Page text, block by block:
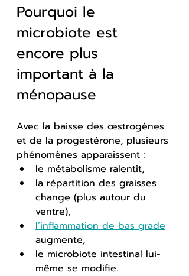
Pourquoi le
microbiote est
encore plus
important à la
ménopause
Avec la baisse des œstrogènes
et de la progestérone, plusieurs
phénomènes apparaissent :
le métabolisme ralentit,
la répartition des graisses
change (plus autour du
ventre),
l’inflammation de bas grade
augmente,
le microbiote intestinal lui-
même se modifie.